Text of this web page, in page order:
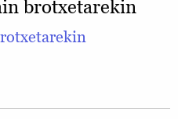
brotxetarekin